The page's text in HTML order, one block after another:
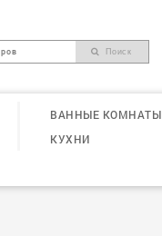
Поиск
ВАННЫЕ КОМНАТЫ
КУХНИ